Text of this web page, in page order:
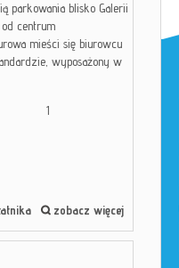
parkowania blisko Galerii
centrum
mieści się biurowcu
wyposażony w
1
zobacz więcej